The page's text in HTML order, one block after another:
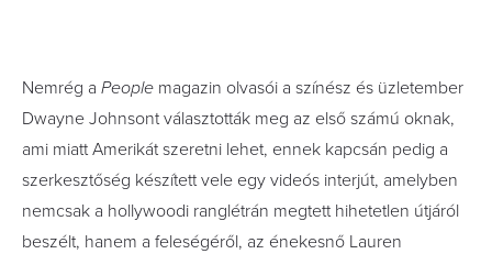
Nemrég a People magazin olvasói a színész és üzletember
Dwayne Johnsont választották meg az első számú oknak,
ami miatt Amerikát szeretni lehet, ennek kapcsán pedig a
szerkesztőség készített vele egy videós interjút, amelyben
nemcsak a hollywoodi ranglétrán megtett hihetetlen útjáról
beszélt, hanem a feleségéről, az énekesnő Lauren